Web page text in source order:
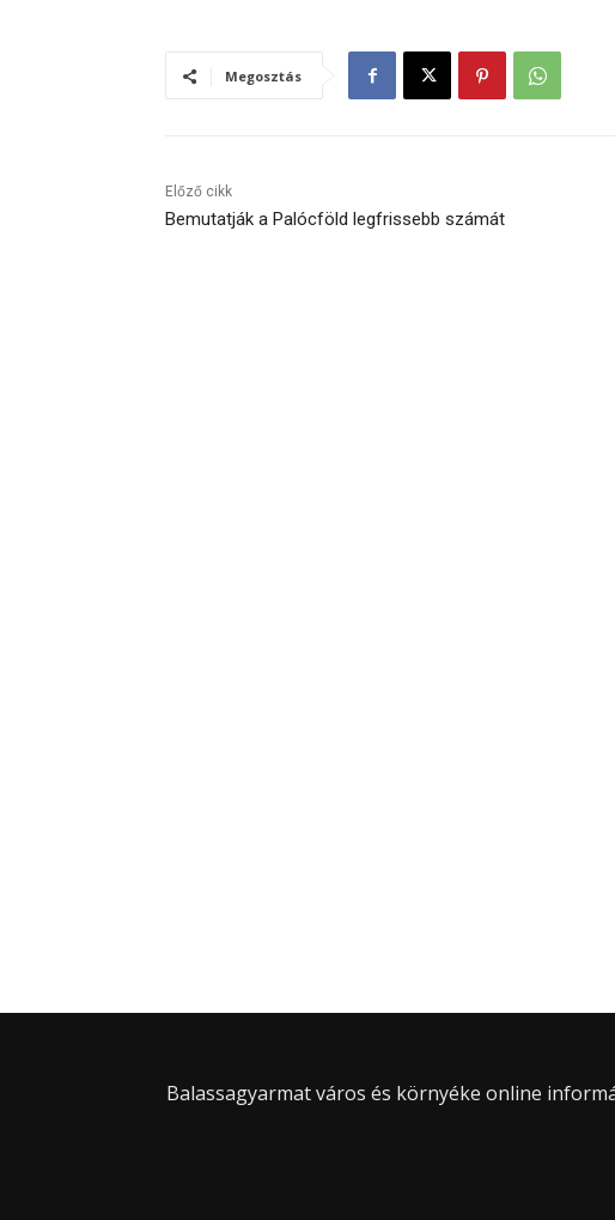
Megosztás
Előző cikk
Bemutatják a Palócföld legfrissebb számát
Balassagyarmat város és környéke online